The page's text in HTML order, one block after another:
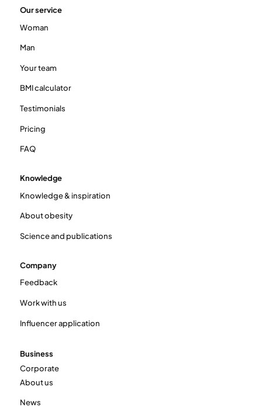
Our service
Woman
Man
Your team
BMI calculator
Testimonials
Pricing
FAQ
Knowledge
Knowledge & inspiration
About obesity
Science and publications
Company
Feedback
Work with us
Influencer application
Business
Corporate
About us
News